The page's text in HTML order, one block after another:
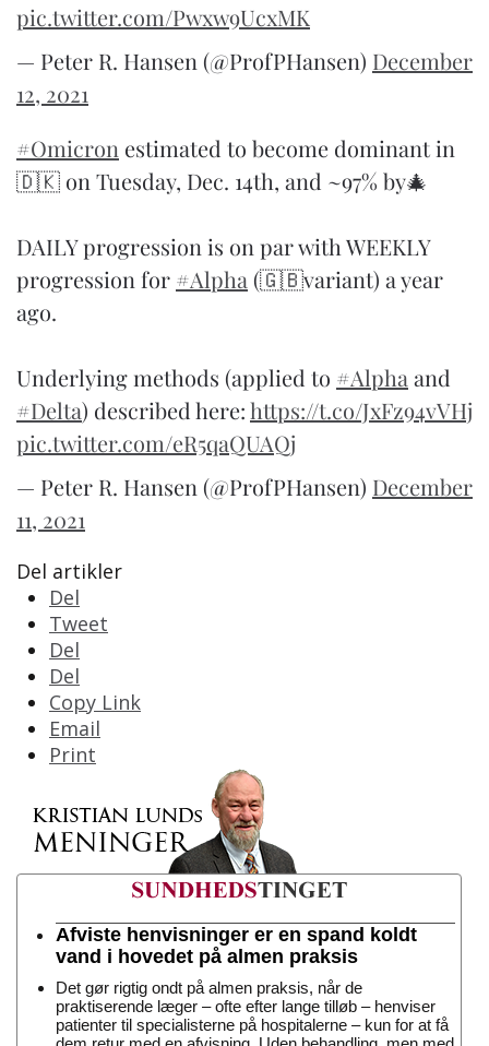
pic.twitter.com/Pwxw9UcxMK
— Peter R. Hansen (@ProfPHansen) December
12, 2021
#Omicron estimated to become dominant in
🇩🇰 on Tuesday, Dec. 14th, and ~97% by🎄
DAILY progression is on par with WEEKLY
progression for #Alpha (🇬🇧variant) a year
ago.
Underlying methods (applied to #Alpha and
#Delta) described here:https://t.co/JxFz94vVHj
pic.twitter.com/eR5qaQUAQj
— Peter R. Hansen (@ProfPHansen) December
11, 2021
Del artikler
Del
Tweet
Del
Del
Copy Link
Email
Print
Afviste henvisninger er en spand koldt
vand i hovedet på almen praksis
Det gør rigtig ondt på almen praksis, når de
praktiserende læger – ofte efter lange tilløb – henviser
patienter til specialisterne på hospitalerne – kun for at få